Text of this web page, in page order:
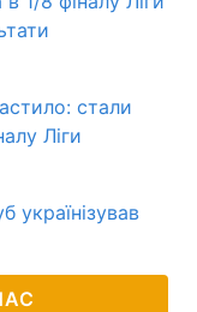
стали
Ліги
українізував